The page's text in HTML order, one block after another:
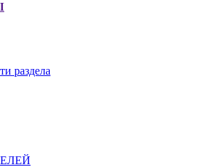
раздела